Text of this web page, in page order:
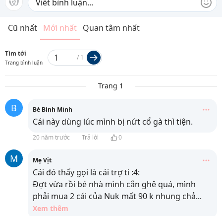
Cũ nhất Mới nhất Quan tâm nhất
Tìm tới
Trang bình luận
/ 1
Trang 1
B Bé Bình Minh
Cái này dùng lúc mình bị nứt cổ gà thì tiện.
20 năm trước Trả lời 0
M Mẹ Vịt
Cái đó thấy gọi là cái trợ ti :4:
Đợt vừa rồi bé nhà mình cắn ghê quá, mình
phải mua 2 cái của Nuk mất 90 k nhung chả...
Xem thêm